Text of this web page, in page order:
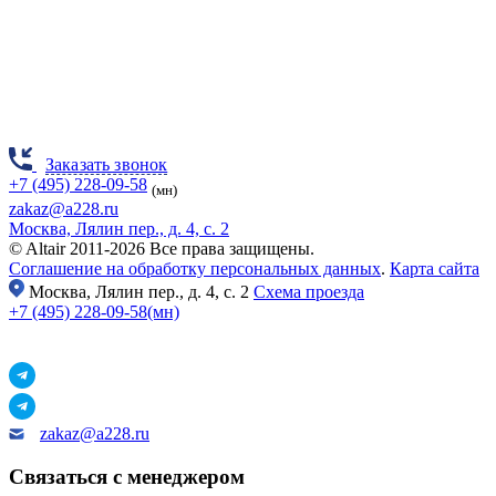
Заказать звонок
+7 (495) 228-09-58 (мн)
zakaz@a228.ru
Москва, Лялин пер., д. 4, с. 2
© Altair 2011-2026 Все права защищены.
Соглашение на обработку персональных данных. Карта сайта
Москва, Лялин пер., д. 4, с. 2 Схема проезда
+7 (495) 228-09-58(мн)
zakaz@a228.ru
Связаться с менеджером